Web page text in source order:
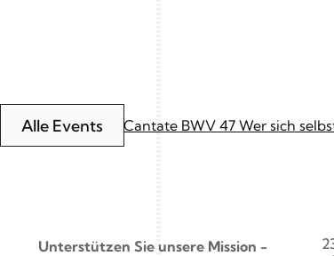
Alle Events Cantate BWV 47 Wer sich
Unterstützen Sie unsere Mission -